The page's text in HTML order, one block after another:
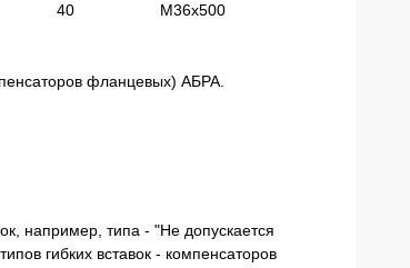
40 М36х500
фланцевых) АБРА.
например, типа - "Не допускается
гибких вставок - компенсаторов